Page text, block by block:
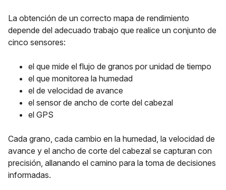
La obtención de un correcto mapa de rendimiento
depende del adecuado trabajo que realice un conjunto de
cinco sensores:
el que mide el flujo de granos por unidad de tiempo
el que monitorea la humedad
el de velocidad de avance
el sensor de ancho de corte del cabezal
el GPS
Cada grano, cada cambio en la humedad, la velocidad de
avance y el ancho de corte del cabezal se capturan con
precisión, allanando el camino para la toma de decisiones
informadas.